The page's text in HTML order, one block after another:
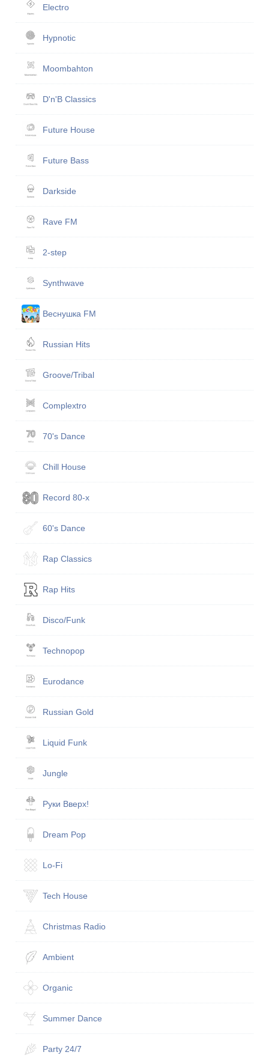
Electro
Hypnotic
Moombahton
D'n'B Classics
Future House
Future Bass
Darkside
Rave FM
2-step
Synthwave
Веснушка FM
Russian Hits
Groove/Tribal
Complextro
70's Dance
Chill House
Record 80-х
60's Dance
Rap Classics
Rap Hits
Disco/Funk
Technopop
Eurodance
Russian Gold
Liquid Funk
Jungle
Руки Вверх!
Dream Pop
Lo-Fi
Tech House
Christmas Radio
Ambient
Organic
Summer Dance
Party 24/7